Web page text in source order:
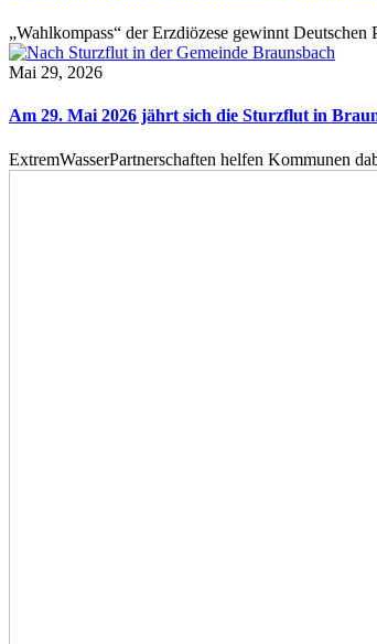
„Wahlkompass“ der Erzdiözese gewinnt
Mai 29, 2026
Am 29. Mai 2026 jährt sich die Sturzflut in
ExtremWasserPartnerschaften helfen Kommunen